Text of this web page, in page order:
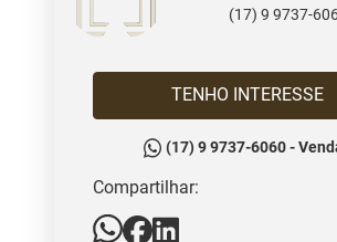
(17) 9 9737-
TENHO INTERESSE
(17) 9 9737-6060 -
Compartilhar: